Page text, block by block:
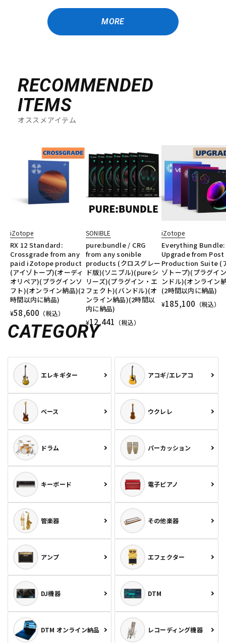
MORE
RECOMMENDED
ITEMS
オススメアイテム
iZotope
RX 12 Standard:
Crossgrade from any
paid iZotope product
(アイゾトープ)(オーディ
オリペア)(プラグインソ
フト)(オンライン納品)(2
時間以内に納品)
¥58,600 （税込）
SONIBLE
pure:bundle / CRG
from any sonible
products (クロスグレー
ド版)(ソニブル)(pureシ
リーズ)(プラグイン・エ
フェクト)(バンドル)(オ
ンライン納品)(2時間以
内に納品)
¥12,441 （税込）
iZotope
Everything Bundle:
Upgrade from Post
Production Suite (
ゾトープ)(プラグイ
ンドル)(オンライン
(2時間以内に納品)
¥185,100 （税込）
CATEGORY
エレキギター アコギ/エレアコ
ベース ウクレレ
ドラム パーカッション
キーボード 電子ピアノ
管楽器 その他楽器
アンプ エフェクター
DJ機器 DTM
DTM オンライン納品 レコーディング機器